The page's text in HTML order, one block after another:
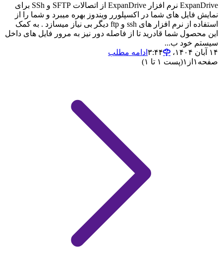
ExpanDrive نرم افزار ExpanDrive از اتصالات SFTP و SSh برای
نمایش فایل های شما در اکسپلورر ویندوز بهره میبرد و شما را از
استفاده از نرم افزار های ssh و ftp دیگر بی نیاز میسازد . به کمک
این محصول شما قادرید تا از فاصله دور نیز به مرور فایل های داخل
سیستم خود ب...
۱۴ آبان ۱۴۰۴،‏ ۳:۴۴
ادامه مطلب
صفحه ۱ از ۱(پست ۱ تا ۱)